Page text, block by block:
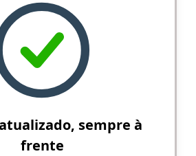
sempre à
frente